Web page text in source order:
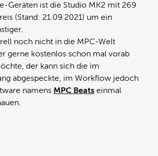
Geräten ist die Studio MK2 mit 269
(Stand: 21.09.2021) um ein
noch nicht in die MPC-Welt
gerne kostenlos schon mal vorab
der kann sich die im
abgespeckte, im Workflow jedoch
namens MPC Beats einmal